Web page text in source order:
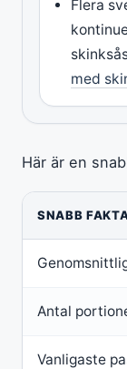
Flera
med
Här är en
SNABB
Antal
Vanligaste